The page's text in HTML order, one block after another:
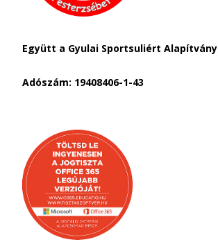
Együtt a Gyulai Sportsuliért Alapítvány
Adószám: 19408406-1-43